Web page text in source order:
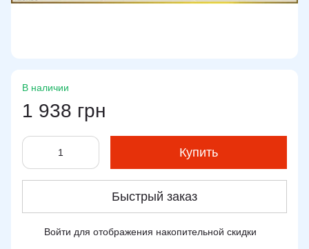
В наличии
1 938 грн
Купить
Быстрый заказ
Войти для отображения накопительной скидки